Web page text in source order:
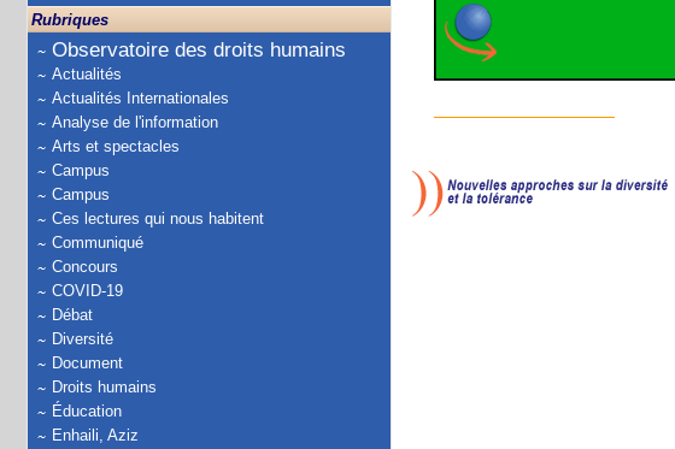
Rubriques
Observatoire des droits humains
Actualités
Actualités Internationales
Analyse de l'information
Arts et spectacles
Campus
Campus
Ces lectures qui nous habitent
Communiqué
Concours
COVID-19
Débat
Diversité
Document
Droits humains
Éducation
Enhaili, Aziz